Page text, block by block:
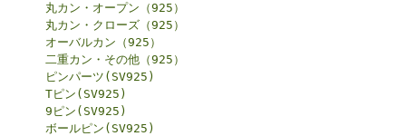
丸カン・オープン（925）
丸カン・クローズ（925）
オーバルカン（925）
二重カン・その他（925）
ピンパーツ(SV925)
Tピン(SV925)
9ピン(SV925)
ボールピン(SV925)